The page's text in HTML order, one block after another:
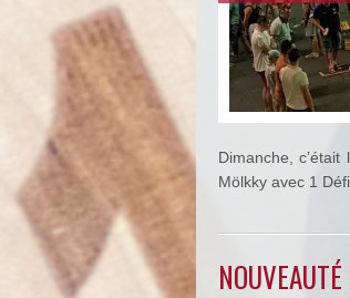
Dimanche,
Mölkky avec 1